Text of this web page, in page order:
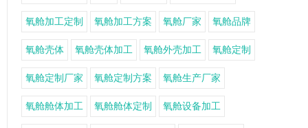
氧舱加工定制 氧舱加工方案 氧舱厂家 氧舱品牌
氧舱壳体 氧舱壳体加工 氧舱外壳加工 氧舱定制
氧舱定制厂家 氧舱定制方案 氧舱生产厂家
氧舱舱体加工 氧舱舱体定制 氧舱设备加工